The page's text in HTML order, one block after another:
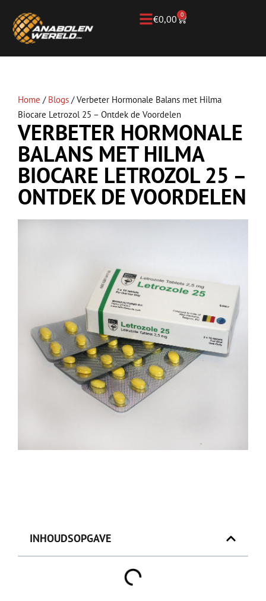
€0,00 0
Home / Blogs /Verbeter Hormonale Balans met Hilma
Biocare Letrozol 25 – Ontdek de Voordelen
VERBETER HORMONALE
BALANS MET HILMA
BIOCARE LETROZOL 25 –
ONTDEK DE VOORDELEN
INHOUDSOPGAVE